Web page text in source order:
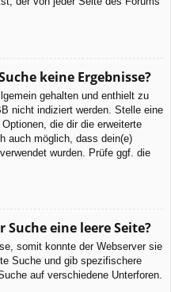
keine Ergebnisse?
gehalten und enthielt zu
nicht indiziert werden. Stelle eine
die dir die erweiterte
auch möglich, dass dein(e)
wurden. Prüfe ggf. die
eine leere Seite?
somit konnte der Webserver sie
Suche und gib spezifischere
auf verschiedene Unterforen.